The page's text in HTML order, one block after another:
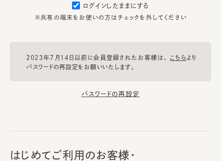
ログインしたままにする
※共有の端末をお使いの方はチェックを外してください
2023年7月14日以前に会員登録されたお客様は、 こちらより
パスワードの再設定をお願いいたします。
パスワードの再設定
はじめてご利用のお客様・